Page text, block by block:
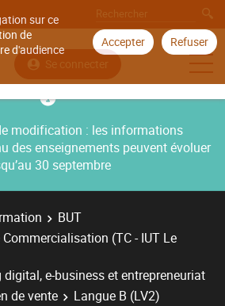
sur ce
de
d'audience
Accepter Refuser
Se connecter
modification : les informations
des enseignements peuvent évoluer
30 septembre
BUT
(TC - IUT Le
e-business et entrepreneuriat
de vente
Langue B (LV2)